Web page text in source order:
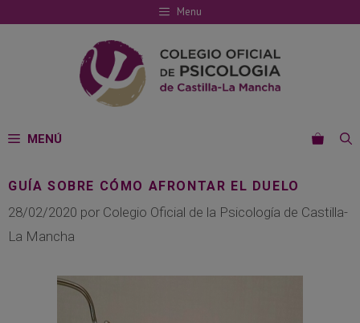
al
Menu
MENÚ
GUÍA SOBRE CÓMO AFRONTAR EL DUELO
28/02/2020 por Colegio Oficial de la Psicología de Castilla-
La Mancha